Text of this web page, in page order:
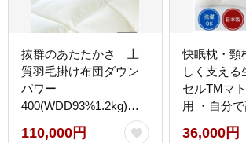
抜群のあたたかさ 上
質羽毛掛け布団ダウン
パワー
400(WDD93%1.2kg)
シングル(オフ白)
110,000円
快眠枕・頸
しく支える
セルTMマ
用 ・自分
できる・洗
36,000円